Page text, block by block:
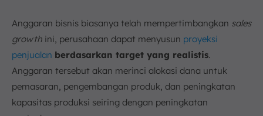
Anggaran bisnis biasanya telah mempertimbangkan sales
growth ini, perusahaan dapat menyusun proyeksi
penjualan berdasarkan target yang realistis.
Anggaran tersebut akan merinci alokasi dana untuk
pemasaran, pengembangan produk, dan peningkatan
kapasitas produksi seiring dengan peningkatan